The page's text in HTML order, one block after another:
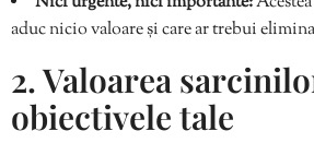
aduc nicio valoare și care ar trebui
2. Valoarea
obiectivele tale